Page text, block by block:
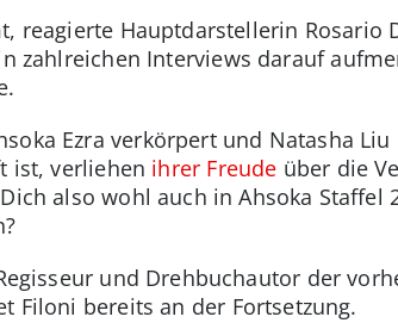
reagierte Hauptdarstellerin Rosario
zahlreichen Interviews darauf
Ezra verkörpert und Natasha
ist, verliehen ihrer Freude über die
also wohl auch in Ahsoka Staffel
und Drehbuchautor der
Filoni bereits an der Fortsetzung.